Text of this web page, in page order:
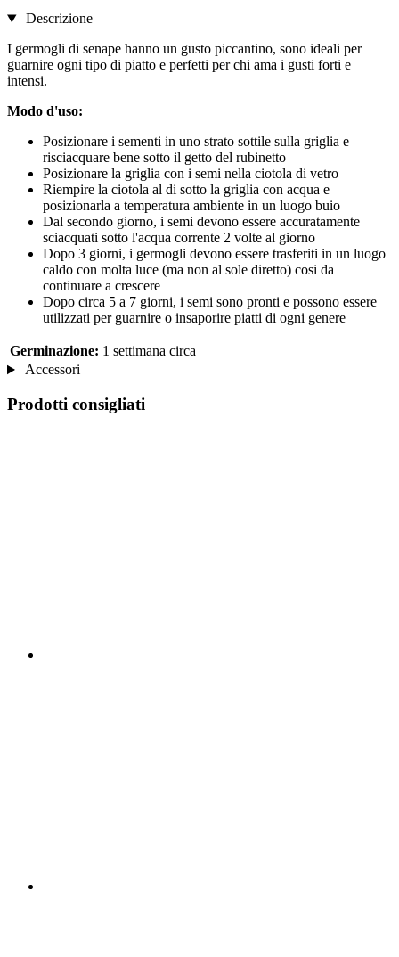
Descrizione
I germogli di senape hanno un gusto piccantino, sono ideali per
guarnire ogni tipo di piatto e perfetti per chi ama i gusti forti e
intensi.
Modo d'uso:
Posizionare i sementi in uno strato sottile sulla griglia e
risciacquare bene sotto il getto del rubinetto
Posizionare la griglia con i semi nella ciotola di vetro
Riempire la ciotola al di sotto la griglia con acqua e
posizionarla a temperatura ambiente in un luogo buio
Dal secondo giorno, i semi devono essere accuratamente
sciacquati sotto l'acqua corrente 2 volte al giorno
Dopo 3 giorni, i germogli devono essere trasferiti in un luogo
caldo con molta luce (ma non al sole diretto) cosi da
continuare a crescere
Dopo circa 5 a 7 giorni, i semi sono pronti e possono essere
utilizzati per guarnire o insaporire piatti di ogni genere
Germinazione: 1 settimana circa
Accessori
Prodotti consigliati